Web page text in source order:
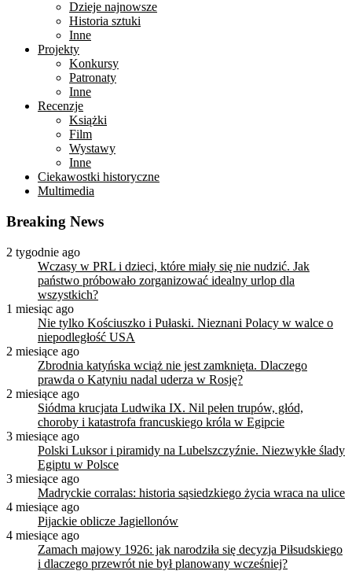
Dzieje najnowsze
Historia sztuki
Inne
Projekty
Konkursy
Patronaty
Inne
Recenzje
Książki
Film
Wystawy
Inne
Ciekawostki historyczne
Multimedia
Breaking News
2 tygodnie ago
Wczasy w PRL i dzieci, które miały się nie nudzić. Jak
państwo próbowało zorganizować idealny urlop dla
wszystkich?
1 miesiąc ago
Nie tylko Kościuszko i Pułaski. Nieznani Polacy w walce o
niepodległość USA
2 miesiące ago
Zbrodnia katyńska wciąż nie jest zamknięta. Dlaczego
prawda o Katyniu nadal uderza w Rosję?
2 miesiące ago
Siódma krucjata Ludwika IX. Nil pełen trupów, głód,
choroby i katastrofa francuskiego króla w Egipcie
3 miesiące ago
Polski Luksor i piramidy na Lubelszczyźnie. Niezwykłe ślady
Egiptu w Polsce
3 miesiące ago
Madryckie corralas: historia sąsiedzkiego życia wraca na ulice
4 miesiące ago
Pijackie oblicze Jagiellonów
4 miesiące ago
Zamach majowy 1926: jak narodziła się decyzja Piłsudskiego
i dlaczego przewrót nie był planowany wcześniej?